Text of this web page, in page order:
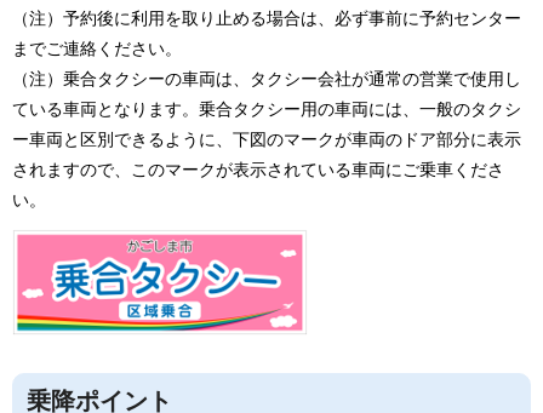
（注）予約後に利用を取り止める場合は、必ず事前に予約センター
までご連絡ください。
（注）乗合タクシーの車両は、タクシー会社が通常の営業で使用し
ている車両となります。乗合タクシー用の車両には、一般のタクシ
ー車両と区別できるように、下図のマークが車両のドア部分に表示
されますので、このマークが表示されている車両にご乗車くださ
い。
乗降ポイント